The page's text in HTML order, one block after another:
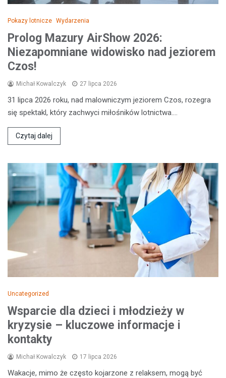
Pokazy lotnicze Wydarzenia
Prolog Mazury AirShow 2026:
Niezapomniane widowisko nad jeziorem
Czos!
Michał Kowalczyk 27 lipca 2026
31 lipca 2026 roku, nad malowniczym jeziorem Czos, rozegra
się spektakl, który zachwyci miłośników lotnictwa.…
Czytaj dalej
Uncategorized
Wsparcie dla dzieci i młodzieży w
kryzysie – kluczowe informacje i
kontakty
Michał Kowalczyk 17 lipca 2026
Wakacje, mimo że często kojarzone z relaksem, mogą być